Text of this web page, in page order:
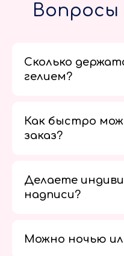
Сколько
гелием?
Как быстро
заказ?
Делаете
надписи?
Можно ночью